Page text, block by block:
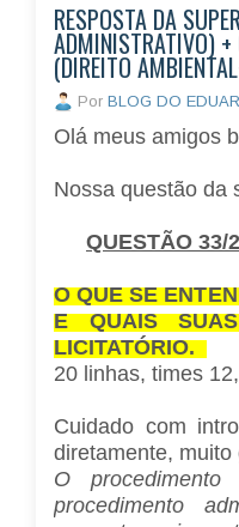
RESPOSTA DA
ADMINISTRATIVO)
(DIREITO
Por BLOG DO
Olá meus amigos
Nossa questão da
QUESTÃO 33/
O QUE SE
E QUAIS
LICITATÓRIO.
20 linhas, times
Cuidado com
diretamente, muito
O procedimento
procedimento